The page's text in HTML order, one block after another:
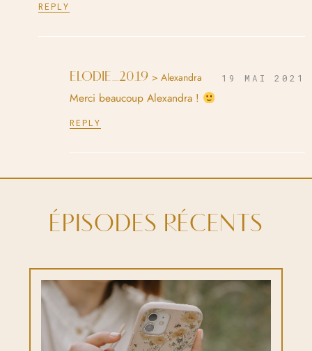
REPLY
ELODIE_2019 > Alexandra 19 MAI 2021
Merci beaucoup Alexandra !
REPLY
ÉPISODES RÉCENTS